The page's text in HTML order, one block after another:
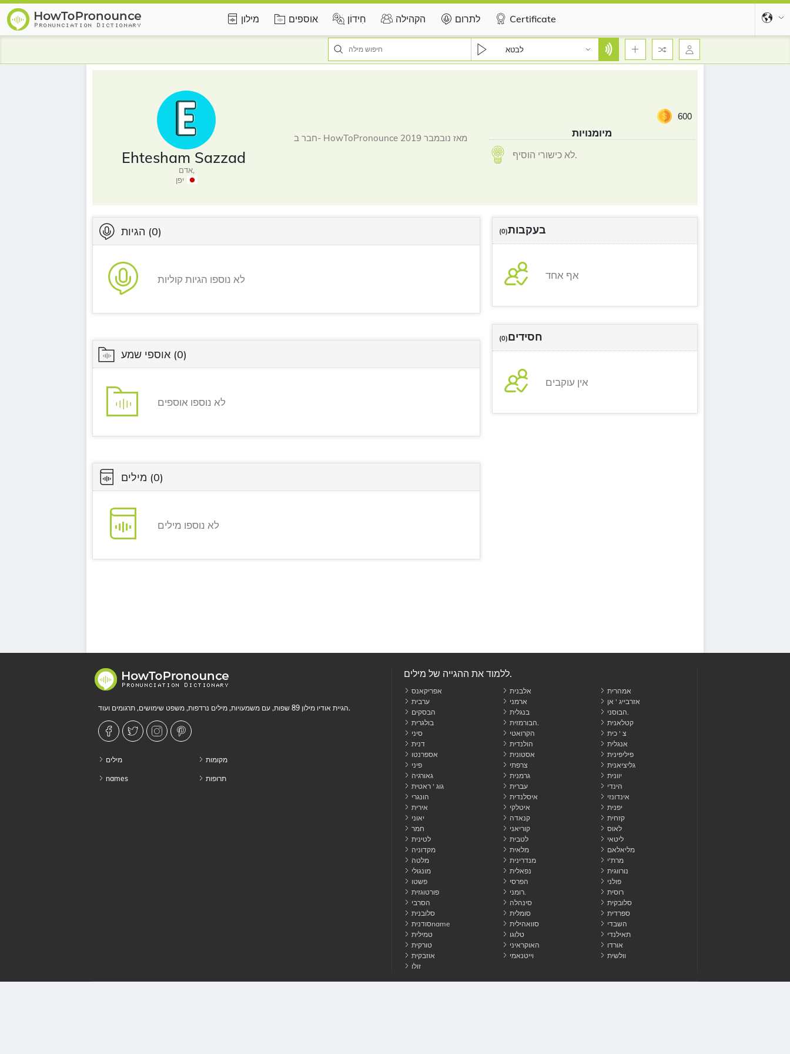
מילון אוספים חִידוֹן הקהילה לתרום Certificate
לבטא
Ehtesham Sazzad
אדם,
יפן
חבר ב- HowToPronounce מאז נובמבר 2019
600
מיומנויות
לא כישורי הוסיף.
הגיות (0)
לא נוספו הגיות קוליות
אוספי שמע (0)
לא נוספו אוספים
מילים (0)
לא נוספו מילים
בעקבות(0)
אף אחד
חסידים(0)
אין עוקבים
הגיית אודיו מילון 89 שפות, עם משמעויות, מילים נרדפות, משפט שימושים, תרגומים ועוד.
מילים
names
מקומות
תרופות
ללמוד את ההגייה של מילים.
אפריקאנס אלבנית
אמהרית
ערבית
ארמני
אזרבייג ' אן
הבסקים
בנגלית
הבוסני.
בולגרית
הבורמזית.
קטלאנית
סיני
הקרואטי
צ ' כית
דנית
הולנדית
אנגלית
אספרנטו
אסטונית
פיליפינית
פיני
צרפתי
גליציאנית
גאורגיה
גרמנית
יוונית
גוג ' ראטית
עברית
הינדי
הונגרי
איסלנדית
אינדונזי
אירית
איטלקי
יפנית
יאוני
קנאדה
קזחית
חמר
קוריאני
לאוס
לטינית
לטבית
ליטאי
מקדוניה
מלאית
מליאלאם
מלטה
מנדרינית
מרת'י
מונגולי
נפאלית
נורווגית
פשטו
הפרסי
פולני
פורטוגזית
רומני.
רוסית
הסרבי
סינהלה
סלובקית
סלובנית
סומלית
ספרדית
סודניתname
סוואהילית
השבדי
טמילית
טלוגו
תאילנדי
טורקית
האוקראיני
אורדו
אוזבקית
וייטנאמי
וולשית
זולו